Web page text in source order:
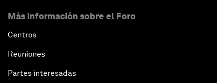
Más información sobre el Foro
Centros
Reuniones
Partes interesadas